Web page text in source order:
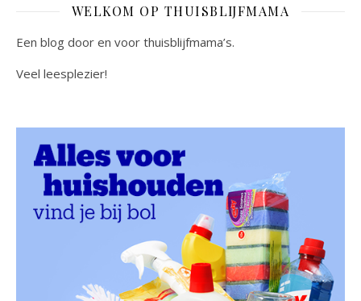
WELKOM OP THUISBLIJFMAMA
Een blog door en voor thuisblijfmama’s.
Veel leesplezier!